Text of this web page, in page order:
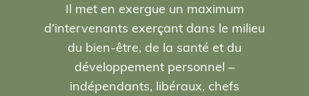
Il met en exergue un maximum
d’intervenants exerçant dans le milieu
du bien-être, de la santé et du
développement personnel –
indépendants, libéraux, chefs